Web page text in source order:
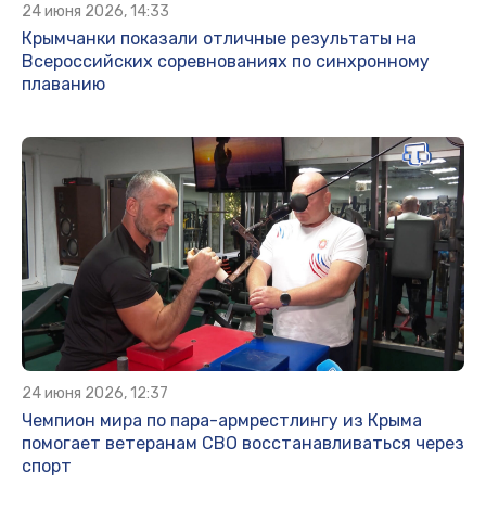
24 июня 2026, 14:33
Крымчанки показали отличные результаты на
Всероссийских соревнованиях по синхронному
плаванию
24 июня 2026, 12:37
Чемпион мира по пара-армрестлингу из Крыма
помогает ветеранам СВО восстанавливаться через
спорт